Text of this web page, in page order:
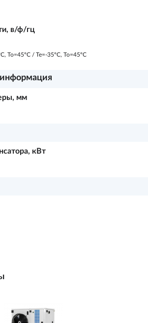
в/ф/гц
To=45ºC / Te=-35ºC, To=45ºC
мм
кВт